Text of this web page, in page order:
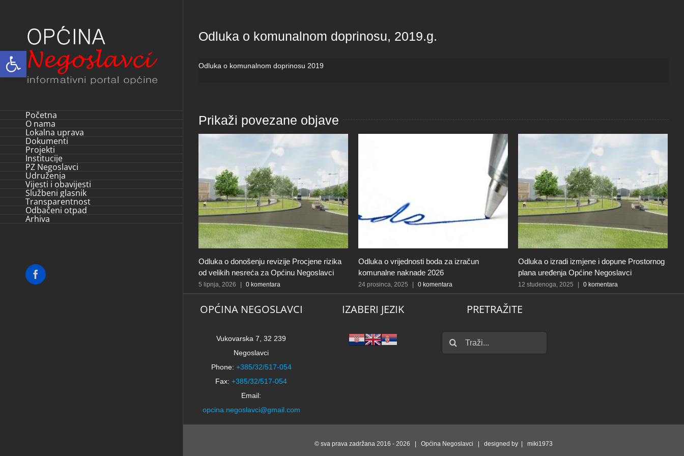
Open toolbar
Početna
O nama
Lokalna uprava
Dokumenti
Projekti
Institucije
PZ Negoslavci
Udruženja
Vijesti i obavijesti
Službeni glasnik
Transparentnost
Odbačeni otpad
Arhiva
Facebook
Odluka o komunalnom doprinosu, 2019.g.
Odluka o komunalnom doprinosu 2019
Prikaži povezane objave
Odluka o donošenju revizije Procjene rizika
od velikih nesreća za Općinu Negoslavci
5 lipnja, 2026 0 komentara
Odluka o vrijednosti boda za izračun
komunalne naknade 2026
24 prosinca, 2025 0 komentara
Odluka o izradi izmjene i dopune Prostornog
plana uređenja Općine Negoslavci
12 studenoga, 2025 0 komentara
OPĆINA NEGOSLAVCI
Vukovarska 7, 32 239
Negoslavci
Phone: +385/32/517-054
Fax: +385/32/517-054
Email:
opcina.negoslavci@gmail.com
IZABERI JEZIK PRETRAŽITE
Traži...
© sva prava zadržana 2016 - 2026 | Općina Negoslavci | designed by | miki1973